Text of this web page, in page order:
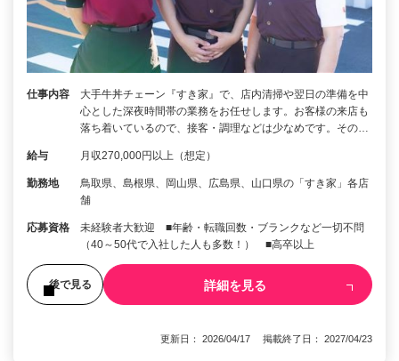
仕事内容
大手牛丼チェーン『すき家』で、店内清掃や翌日の準備を中
心とした深夜時間帯の業務をお任せします。お客様の来店も
落ち着いているので、接客・調理などは少なめです。その…
給与 月収270,000円以上（想定）
勤務地
鳥取県、島根県、岡山県、広島県、山口県の「すき家」各店
舗
応募資格
未経験者大歓迎 ■年齢・転職回数・ブランクなど一切不問
（40～50代で入社した人も多数！） ■高卒以上
後で見る 詳細を見る
更新日： 2026/04/17 掲載終了日： 2027/04/23